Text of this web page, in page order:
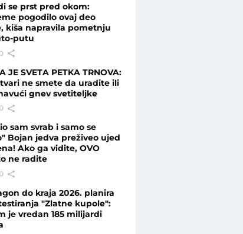
se prst pred okom:
pogodilo ovaj deo
kiša napravila pometnju
putu
JE SVETA PETKA TRNOVA:
ne smete da uradite ili
gnev svetiteljke
sam svrab i samo se
Bojan jedva preživeo ujed
Ako ga vidite, OVO
ne radite
do kraja 2026. planira
"Zlatne kupole":
je vredan 185 milijardi